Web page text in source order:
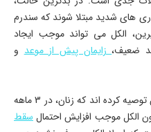
های شدید مبتلا شوند که سندرم
الکل می تواند موجب ایجاد
ضعیف،زایمان پیش از موعدو
دستورالعمل های ارائه شده از انگلستان توصیه کرده اند که زنان، در 3 ماهه
الکل موجب افزایش احتمالسقط